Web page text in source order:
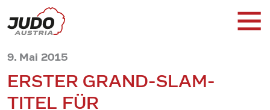
9. Mai 2015
ERSTER GRAND-SLAM-
TITEL FÜR